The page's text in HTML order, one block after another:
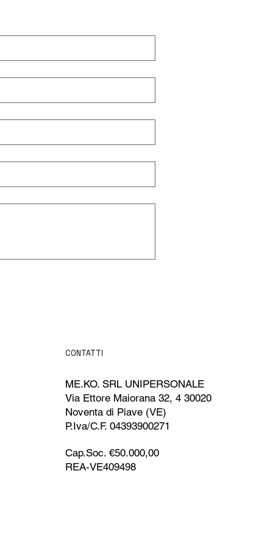
CONTATTI
ME.KO. SRL UNIPERSONALE
Via Ettore Maiorana 32, 4 30020
Noventa di Piave (VE)
P.Iva/C.F. 04393900271
Cap.Soc. €50.000,00
REA-VE409498